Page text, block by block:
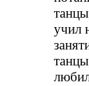
учил